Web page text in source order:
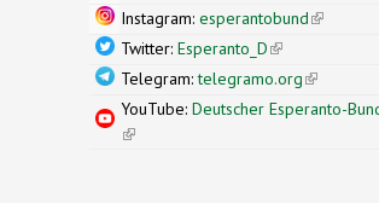
Instagram: esperantobund(link is
Twitter: Esperanto_D(link is external)
Telegram:telegramo.org(link is
YouTube: Deutscher Esperanto-
(link is external)